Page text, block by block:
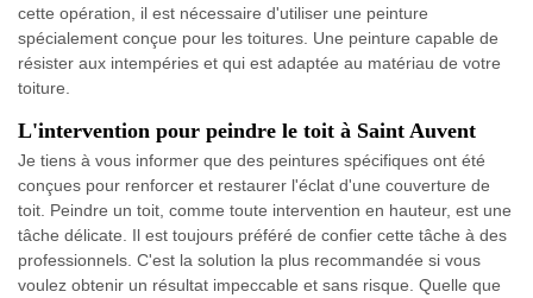
cette opération, il est nécessaire d'utiliser une peinture
spécialement conçue pour les toitures. Une peinture capable de
résister aux intempéries et qui est adaptée au matériau de votre
toiture.
L'intervention pour peindre le toit à Saint Auvent
Je tiens à vous informer que des peintures spécifiques ont été
conçues pour renforcer et restaurer l'éclat d'une couverture de
toit. Peindre un toit, comme toute intervention en hauteur, est une
tâche délicate. Il est toujours préféré de confier cette tâche à des
professionnels. C'est la solution la plus recommandée si vous
voulez obtenir un résultat impeccable et sans risque. Quelle que